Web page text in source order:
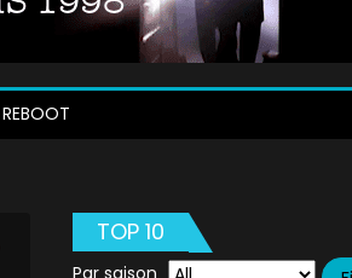
REBOOT
TOP 10
Par saison